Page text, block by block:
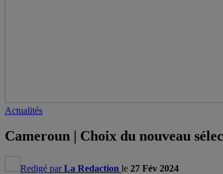
Actualités
Cameroun | Choix du nouveau
Redigé par La Redaction le 27 Fév 2024